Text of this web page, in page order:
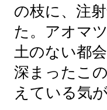
の枝に、注
た。アオマ
土のない都
深まったこ
えている気